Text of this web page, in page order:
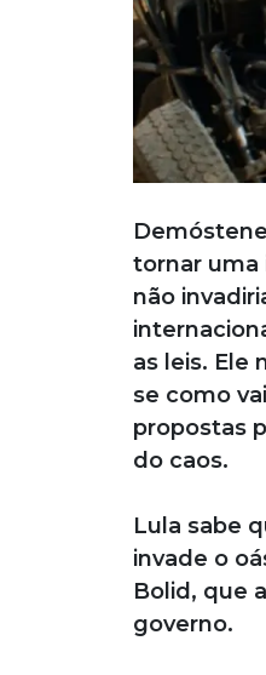
tornar uma
não
as leis. Ele
se como
propostas
do caos.
Lula sabe
invade o
Bolid, que
governo.